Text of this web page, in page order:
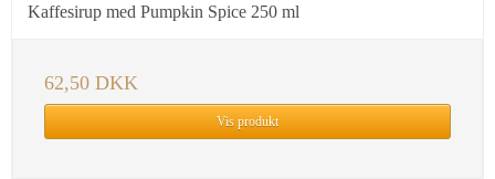
Kaffesirup med Pumpkin Spice 250 ml
62,50 DKK
Vis produkt